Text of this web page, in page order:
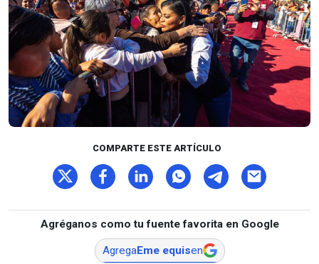
COMPARTE ESTE ARTÍCULO
Agréganos como tu fuente favorita en Google
AgregaEme equisen